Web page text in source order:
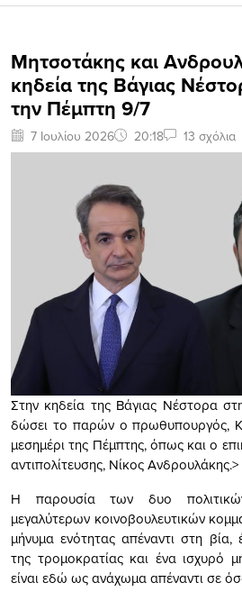
Μητσοτάκης και
κηδεία της Βάγιας
την Πέμπτη 9/7
7 Ιουλίου 2026 20:18 13 σχόλια
Στην κηδεία της Βάγιας Νέστορα
δώσει το παρών ο πρωθυπουργός,
μεσημέρι της Πέμπτης, όπως και ο
αντιπολίτευσης, Νίκος Ανδρουλάκης.>
Η παρουσία των δυο
μεγαλύτερων κοινοβουλευτικών
μήνυμα ενότητας απέναντι στη
της τρομοκρατίας και ένα ισχυρό
είναι εδώ ως ανάχωμα απέναντι σε